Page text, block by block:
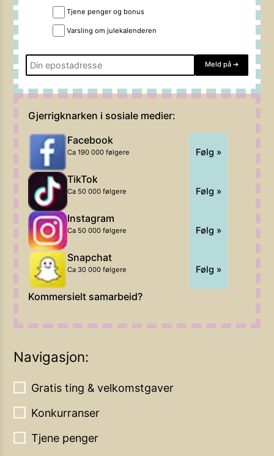
Tjene penger og bonus
Varsling om julekalenderen
Meld på ➔
Gjerrigknarken i sosiale medier:
Facebook
Ca 190 000 følgere Følg »
TikTok
Ca 50 000 følgere Følg »
Instagram
Ca 50 000 følgere Følg »
Snapchat
Ca 30 000 følgere Følg »
Kommersielt samarbeid?
Navigasjon:
Gratis ting & velkomstgaver
Konkurranser
Tjene penger